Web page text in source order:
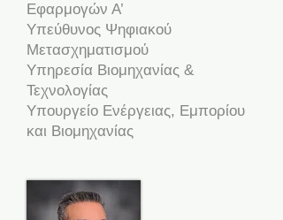
Εφαρμογών Α’
Υπεύθυνος Ψηφιακού
Μετασχηματισμού
Υπηρεσία Βιομηχανίας &
Τεχνολογίας
Υπουργείο Ενέργειας, Εμπορίου
και Βιομηχανίας